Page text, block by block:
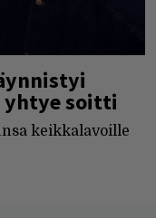
yhtye soitti
keikkalavoille